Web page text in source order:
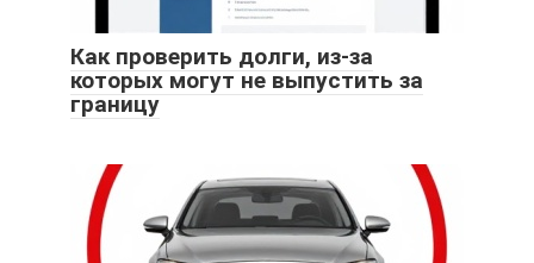
Как проверить долги, из-за
которых могут не выпустить за
границу